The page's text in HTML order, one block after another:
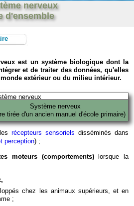
nerveux
d'ensemble
est un système biologique dont la
et de traiter des données, qu'elles
extérieur ou du milieu intérieur.
Système nerveux
tirée d'un ancien manuel d'école primaire)
récepteurs sensoriels disséminés dans
perception) ;
moteurs (comportements)lorsque la
chez les animaux supérieurs, et en
;